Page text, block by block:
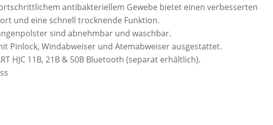
antibakteriellem Gewebe bietet einen verbesserten
und eine schnell trocknende Funktion.
sind abnehmbar und waschbar.
Pinlock, Windabweiser und Atemabweiser ausgestattet.
HJC 11B, 21B & 50B Bluetooth (separat erhältlich).